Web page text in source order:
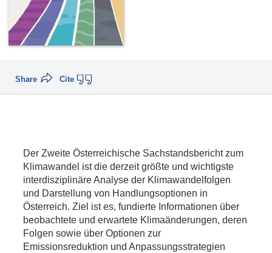
Cite
Share
Der Zweite Österreichische Sachstandsbericht zum
Klimawandel ist die derzeit größte und wichtigste
interdisziplinäre Analyse der Klimawandelfolgen
und Darstellung von Handlungsoptionen in
Österreich. Ziel ist es, fundierte Informationen über
beobachtete und erwartete Klimaänderungen, deren
Folgen sowie über Optionen zur
Emissionsreduktion und Anpassungsstrategien